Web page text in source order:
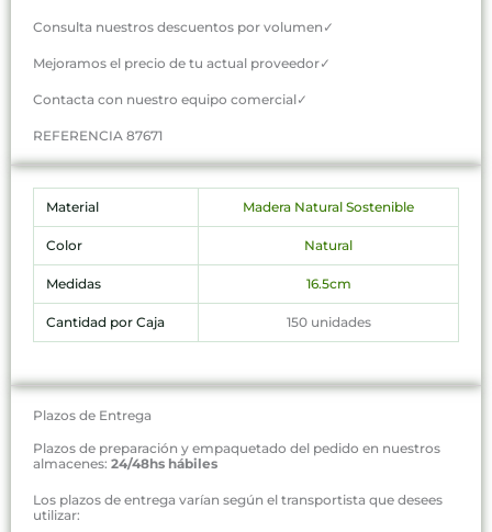
Consulta nuestros descuentos por volumen✓
Mejoramos el precio de tu actual proveedor✓
Contacta con nuestro equipo comercial✓
REFERENCIA 87671
Material Madera Natural Sostenible
Color Natural
Medidas 16.5cm
Cantidad por Caja 150 unidades
Plazos de Entrega
Plazos de preparación y empaquetado del pedido en nuestros
almacenes: 24/48hs hábiles
Los plazos de entrega varían según el transportista que desees
utilizar: